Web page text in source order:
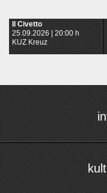
Il Civetto
25.09.2026 | 20:00 h
KUZ Kreuz